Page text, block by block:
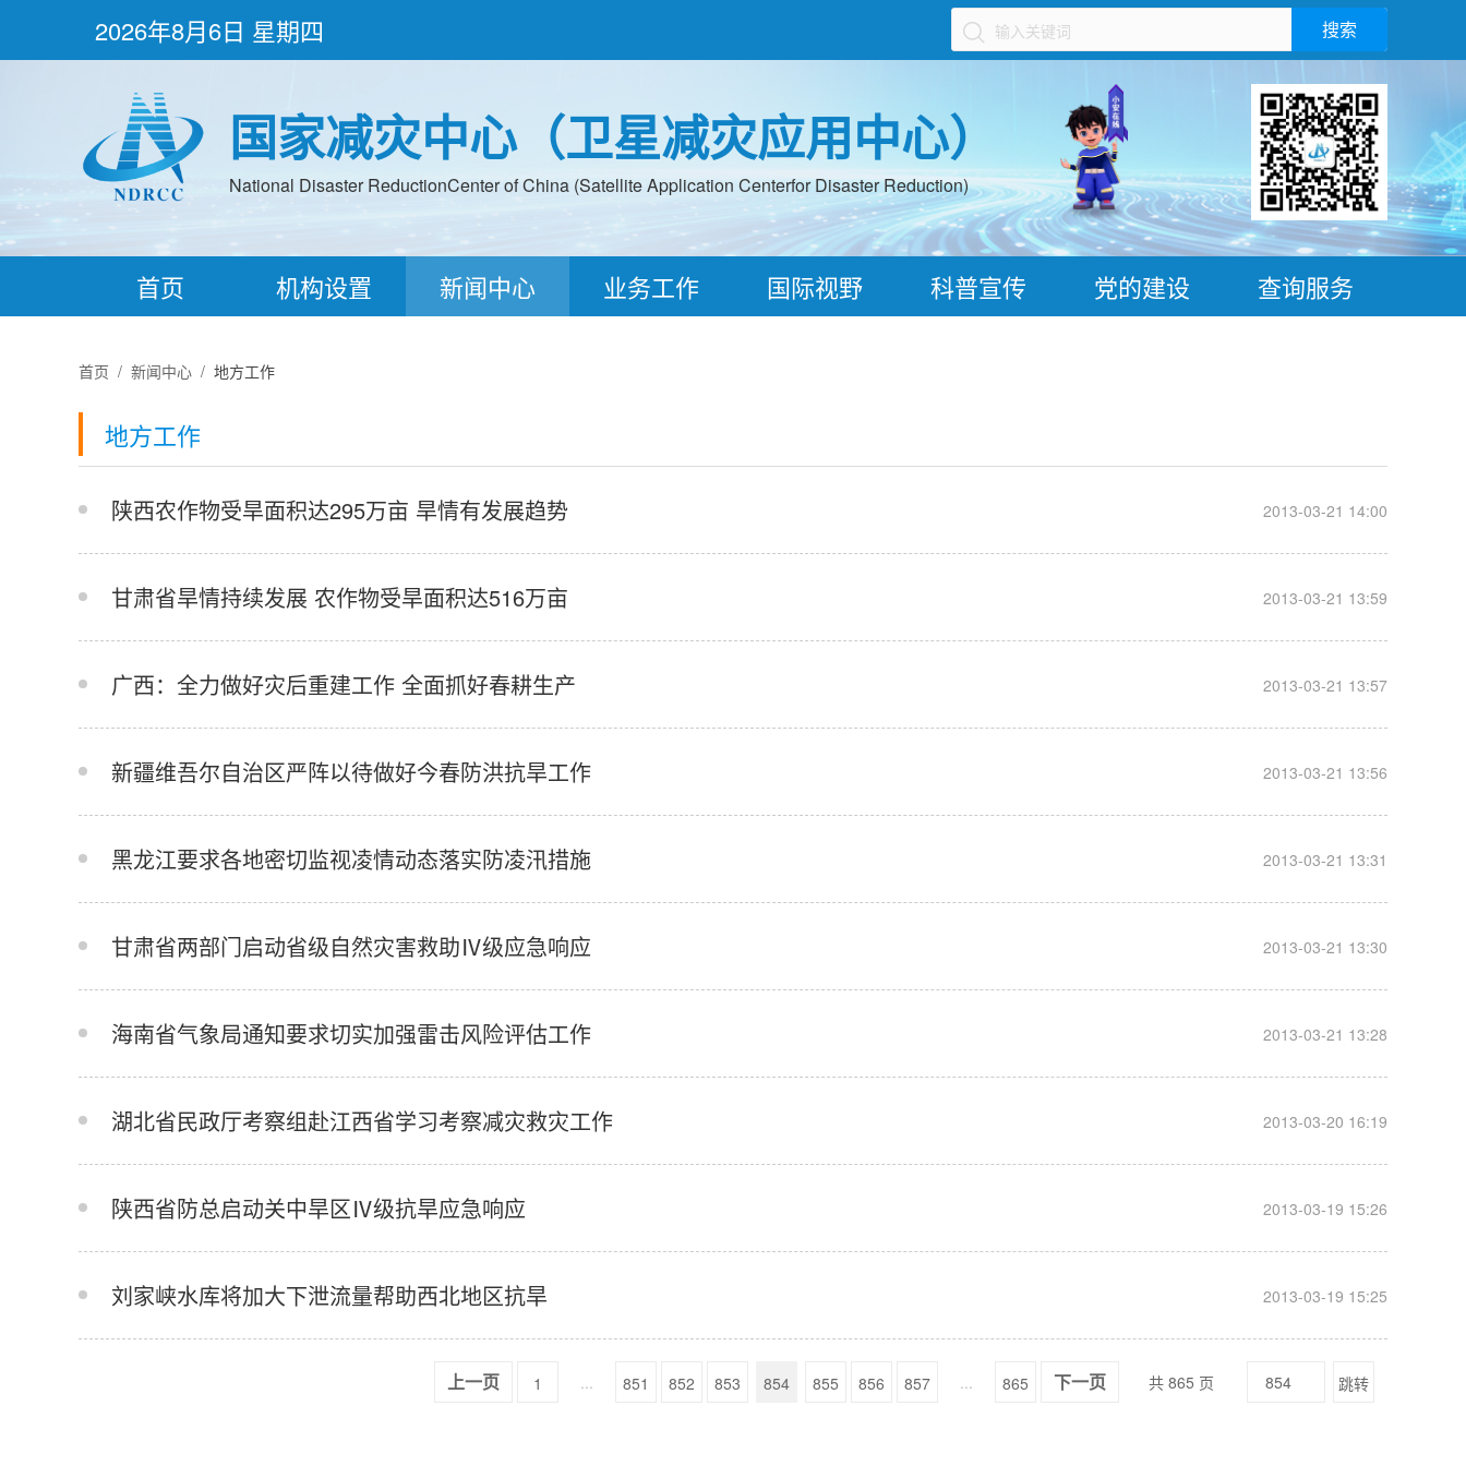
2026年8月6日 星期四 搜索
国家减灾中心（卫星减灾应用中心）
National Disaster ReductionCenter of China (Satellite Application Centerfor Disaster Reduction)
首页 机构设置 新闻中心 业务工作 国际视野 科普宣传 党的建设 查询服务
首页 / 新闻中心 / 地方工作
地方工作
陕西农作物受旱面积达295万亩 旱情有发展趋势 2013-03-21 14:00
甘肃省旱情持续发展 农作物受旱面积达516万亩 2013-03-21 13:59
广西：全力做好灾后重建工作 全面抓好春耕生产 2013-03-21 13:57
新疆维吾尔自治区严阵以待做好今春防洪抗旱工作 2013-03-21 13:56
黑龙江要求各地密切监视凌情动态落实防凌汛措施 2013-03-21 13:31
甘肃省两部门启动省级自然灾害救助Ⅳ级应急响应 2013-03-21 13:30
海南省气象局通知要求切实加强雷击风险评估工作 2013-03-21 13:28
湖北省民政厅考察组赴江西省学习考察减灾救灾工作 2013-03-20 16:19
陕西省防总启动关中旱区Ⅳ级抗旱应急响应 2013-03-19 15:26
刘家峡水库将加大下泄流量帮助西北地区抗旱 2013-03-19 15:25
上一页 1 ... 851 852 853 854 855 856 857 ... 865 下一页 共 865 页 跳转